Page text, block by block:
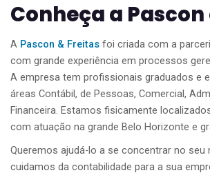
Conheça a
A Pascon & Freitas foi criada com a
com grande experiência em processos
A empresa tem profissionais graduados e
áreas Contábil, de Pessoas, Comercial,
Financeira. Estamos fisicamente
com atuação na grande Belo Horizonte e
Queremos ajudá-lo a se concentrar no seu
cuidamos da contabilidade para a sua